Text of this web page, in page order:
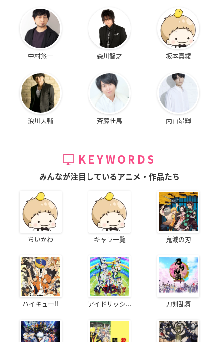
中村悠一 森川智之 坂本真綾
浪川大輔 斉藤壮馬 内山昂輝
KEYWORDS
みんなが注目しているアニメ・作品たち
ちいかわ キャラ一覧 鬼滅の刃
ハイキュー!! アイドリッシ... 刀剣乱舞